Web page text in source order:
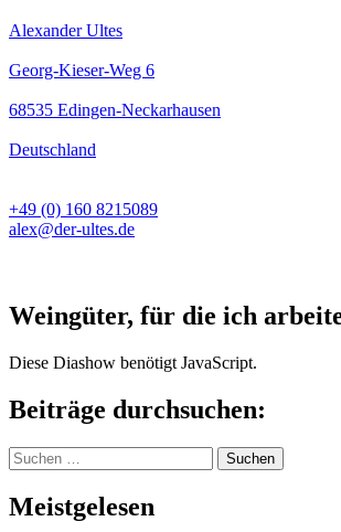
Alexander Ultes
Georg-Kieser-Weg 6
68535 Edingen-Neckarhausen
Deutschland
+49 (0) 160 8215089
alex@der-ultes.de
Weingüter, für die ich
Diese Diashow benötigt JavaScript.
Beiträge durchsuchen:
Suchen
nach:
Meistgelesen